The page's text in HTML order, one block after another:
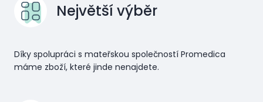
Největší výběr
Díky spolupráci s mateřskou společností Promedica
máme zboží, které jinde nenajdete.